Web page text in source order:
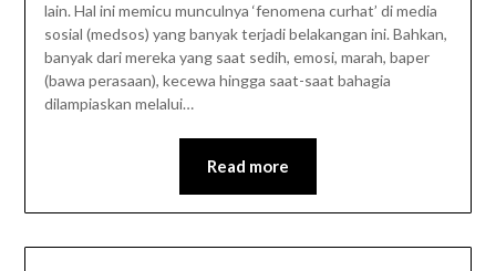
lain. Hal ini memicu munculnya ‘fenomena curhat’ di media
sosial (medsos) yang banyak terjadi belakangan ini. Bahkan,
banyak dari mereka yang saat sedih, emosi, marah, baper
(bawa perasaan), kecewa hingga saat-saat bahagia
dilampiaskan melalui…
Read more